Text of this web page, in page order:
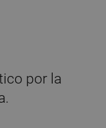
por la